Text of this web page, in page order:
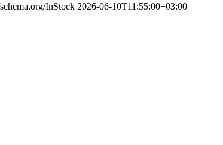
InStock 2026-06-10T11:55:00+03:00